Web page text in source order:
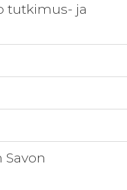
tutkimus- ja